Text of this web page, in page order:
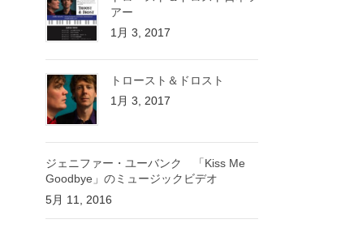
アー
1月 3, 2017
トロースト＆ドロスト
1月 3, 2017
ジェニファー・ユーバンク 「Kiss Me
Goodbye」のミュージックビデオ
5月 11, 2016